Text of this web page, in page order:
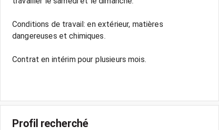
Conditions de travail: en extérieur, matières
dangereuses et chimiques.
Contrat en intérim pour plusieurs mois.
Profil recherché